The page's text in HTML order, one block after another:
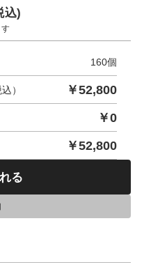
込)
160個
） ￥52,800
￥0
￥52,800
る